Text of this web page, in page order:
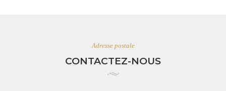
Adresse postale
CONTACTEZ-NOUS